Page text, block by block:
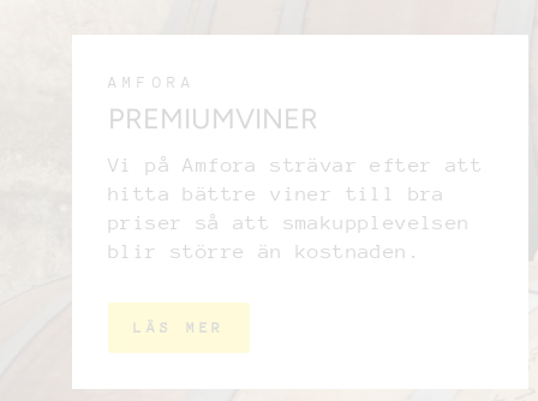
AMFORA
PREMIUMVINER
Vi på Amfora strävar efter att
hitta bättre viner till bra
priser så att smakupplevelsen
blir större än kostnaden.
LÄS MER